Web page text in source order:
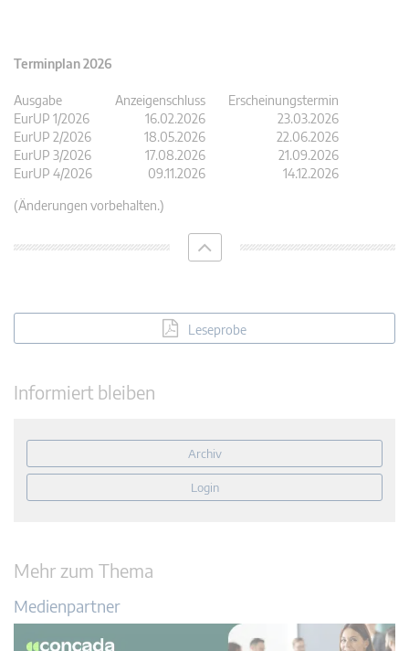
Terminplan 2026
Ausgabe Anzeigenschluss
Erscheinungstermin
EurUP 1/2026
16.02.2026
23.03.2026
EurUP 2/2026
18.05.2026
22.06.2026
EurUP 3/2026
17.08.2026
21.09.2026
EurUP 4/2026
09.11.2026 14.12.2026
(Änderungen vorbehalten.)
Leseprobe
Informiert bleiben
Archiv
Login
Mehr zum Thema
Medienpartner